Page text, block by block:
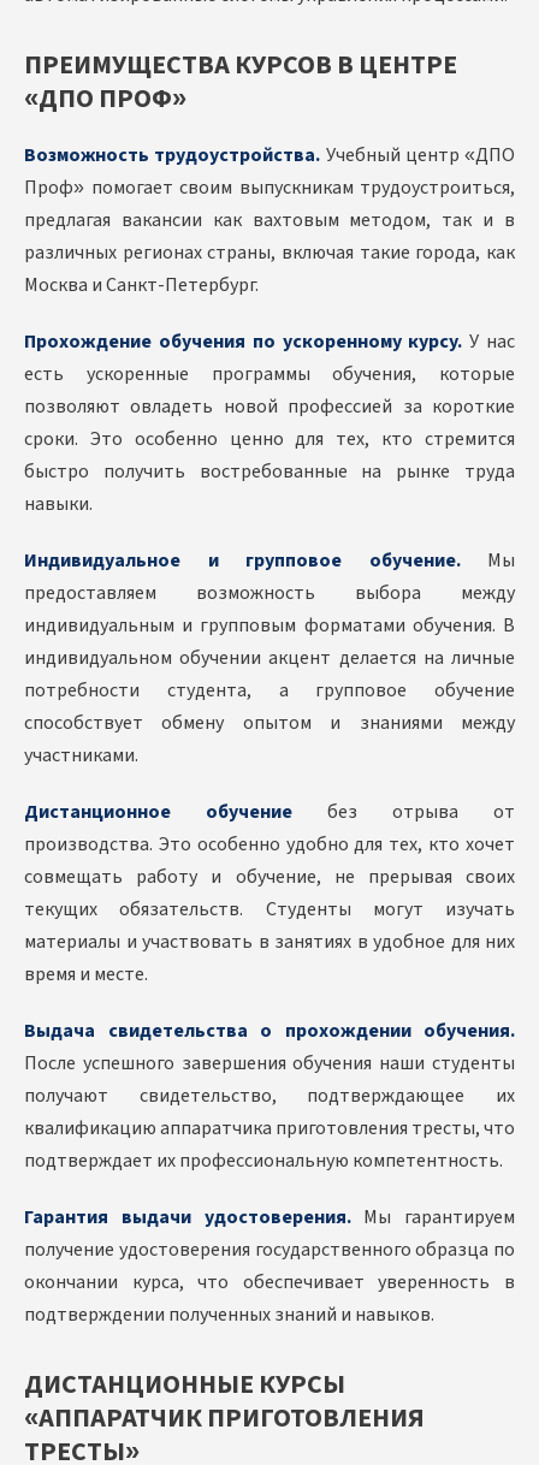
ПРЕИМУЩЕСТВА КУРСОВ В ЦЕНТРЕ
«ДПО ПРОФ»
Возможность трудоустройства. Учебный центр «ДПО
Проф» помогает своим выпускникам трудоустроиться,
предлагая вакансии как вахтовым методом, так и в
различных регионах страны, включая такие города, как
Москва и Санкт-Петербург.
Прохождение обучения по ускоренному курсу. У нас
есть ускоренные программы обучения, которые
позволяют овладеть новой профессией за короткие
сроки. Это особенно ценно для тех, кто стремится
быстро получить востребованные на рынке труда
навыки.
Индивидуальное и групповое обучение.Мы
предоставляем возможность выбора между
индивидуальным и групповым форматами обучения. В
индивидуальном обучении акцент делается на личные
потребности студента, а групповое обучение
способствует обмену опытом и знаниями между
участниками.
Дистанционное обучение без отрыва от
производства. Это особенно удобно для тех, кто хочет
совмещать работу и обучение, не прерывая своих
текущих обязательств. Студенты могут изучать
материалы и участвовать в занятиях в удобное для них
время и месте.
Выдача свидетельства о прохождении обучения.
После успешного завершения обучения наши студенты
получают свидетельство, подтверждающее их
квалификацию аппаратчика приготовления тресты, что
подтверждает их профессиональную компетентность.
Гарантия выдачи удостоверения.Мы гарантируем
получение удостоверения государственного образца по
окончании курса, что обеспечивает уверенность в
подтверждении полученных знаний и навыков.
ДИСТАНЦИОННЫЕ КУРСЫ
«АППАРАТЧИК ПРИГОТОВЛЕНИЯ
ТРЕСТЫ»